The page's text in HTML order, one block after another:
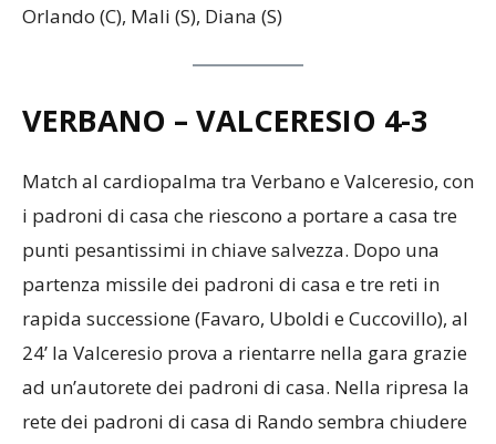
Orlando (C), Mali (S), Diana (S)
VERBANO – VALCERESIO 4-3
Match al cardiopalma tra Verbano e Valceresio, con
i padroni di casa che riescono a portare a casa tre
punti pesantissimi in chiave salvezza. Dopo una
partenza missile dei padroni di casa e tre reti in
rapida successione (Favaro, Uboldi e Cuccovillo), al
24’ la Valceresio prova a rientarre nella gara grazie
ad un’autorete dei padroni di casa. Nella ripresa la
rete dei padroni di casa di Rando sembra chiudere